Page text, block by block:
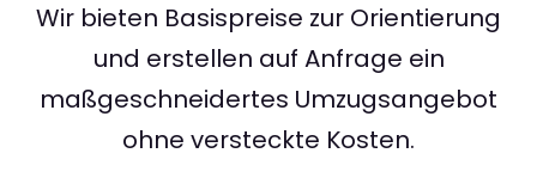
Wir bieten Basispreise zur Orientierung
und erstellen auf Anfrage ein
maßgeschneidertes Umzugsangebot
ohne versteckte Kosten.